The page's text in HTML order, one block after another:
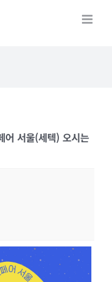
서울(세텍) 오시는